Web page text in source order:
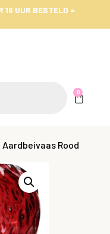
16 UUR BESTELD =
0
Aardbeivaas Rood